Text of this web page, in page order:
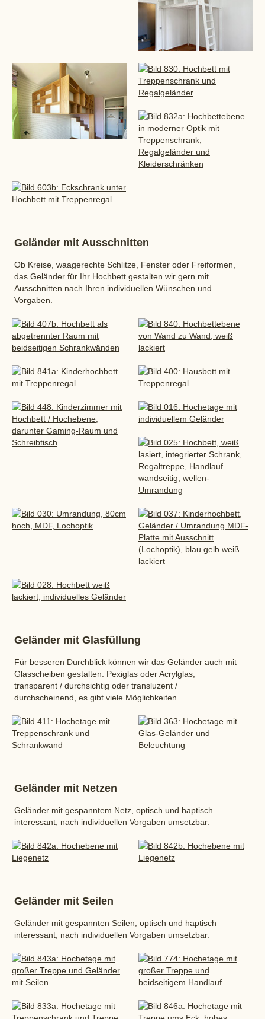
Geländer mit Ausschnitten
Ob Kreise, waagerechte Schlitze, Fenster oder Freiformen,
das Geländer für Ihr Hochbett gestalten wir gern mit
Ausschnitten nach Ihren individuellen Wünschen und
Vorgaben.
Geländer mit Glasfüllung
Für besseren Durchblick können wir das Geländer auch mit
Glasscheiben gestalten. Pexiglas oder Acrylglas,
transparent / durchsichtig oder transluzent /
durchscheinend, es gibt viele Möglichkeiten.
Geländer mit Netzen
Geländer mit gespanntem Netz, optisch und haptisch
interessant, nach individuellen Vorgaben umsetzbar.
Geländer mit Seilen
Geländer mit gespannten Seilen, optisch und haptisch
interessant, nach individuellen Vorgaben umsetzbar.